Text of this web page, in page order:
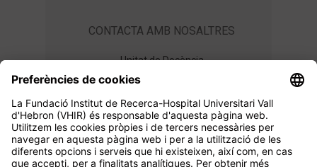
CONTACTA AMB NOSALTRES
Unitat de Docència
master.ensayos@vhir.org
SEGUEIX-NOS A: